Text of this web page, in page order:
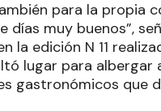
para la propia
días muy buenos”,
la edición N 11
lugar para albergar
gastronómicos que